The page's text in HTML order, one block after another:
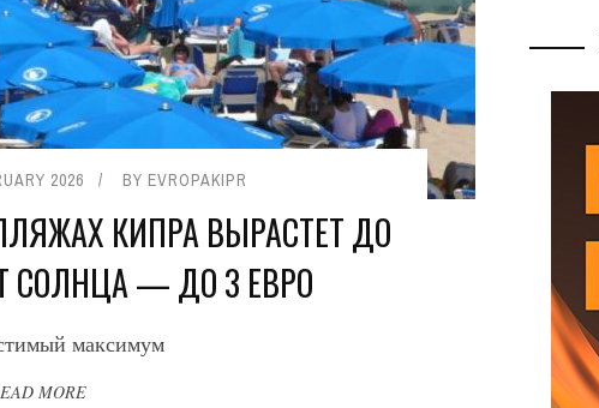
2026 BY EVROPAKIPR
КИПРА ВЫРАСТЕТ ДО
СОЛНЦА — ДО 3 ЕВРО
максимум
MORE